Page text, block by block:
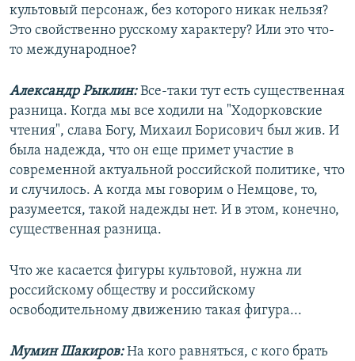
культовый персонаж, без которого никак нельзя?
Это свойственно русскому характеру? Или это что-
то международное?
Александр Рыклин:Все-таки тут есть существенная
разница. Когда мы все ходили на "Ходорковские
чтения", слава Богу, Михаил Борисович был жив. И
была надежда, что он еще примет участие в
современной актуальной российской политике, что
и случилось. А когда мы говорим о Немцове, то,
разумеется, такой надежды нет. И в этом, конечно,
существенная разница.
Что же касается фигуры культовой, нужна ли
российскому обществу и российскому
освободительному движению такая фигура...
Мумин Шакиров:На кого равняться, с кого брать